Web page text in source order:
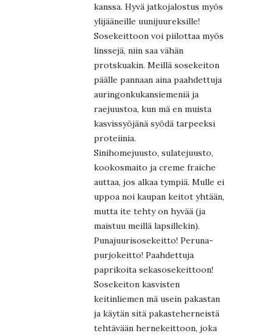
kanssa. Hyvä jatkojalostus myös
ylijääneille uunijuureksille!
Sosekeittoon voi piilottaa myös
linssejä, niin saa vähän
protskuakin. Meillä sosekeiton
päälle pannaan aina paahdettuja
auringonkukansiemeniä ja
raejuustoa, kun mä en muista
kasvissyöjänä syödä tarpeeksi
proteiinia.
Sinihomejuusto, sulatejuusto,
kookosmaito ja creme fraiche
auttaa, jos alkaa tympiä. Mulle ei
uppoa noi kaupan keitot yhtään,
mutta ite tehty on hyvää (ja
maistuu meillä lapsillekin).
Punajuurisosekeitto! Peruna-
purjokeitto! Paahdettuja
paprikoita sekasosekeittoon!
Sosekeiton kasvisten
keitinliemen mä usein pakastan
ja käytän sitä pakasteherneistä
tehtävään hernekeittoon, joka